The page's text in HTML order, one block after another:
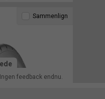
Ingen feedback endnu.
Sammenlign